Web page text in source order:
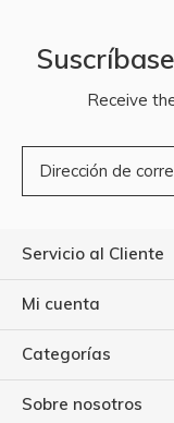
Receive
Servicio al Cliente
Mi cuenta
Categorías
Sobre nosotros